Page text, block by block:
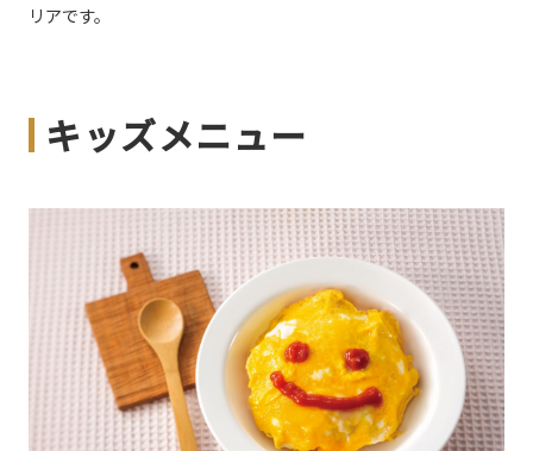
リアです。
キッズメニュー